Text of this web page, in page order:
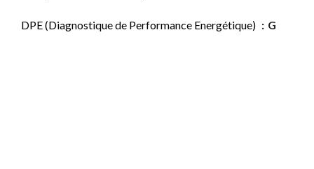
DPE (Diagnostique de Performance Energétique) G